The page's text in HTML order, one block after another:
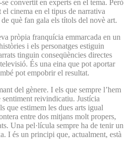
convertit en experts en el tema. Però
cinema en el tipus de narrativa
què fan gala els títols del novè art.
pròpia franquícia emmarcada en un
i els personatges estiguin
tinguin conseqüències directes
És una eina que pot aportar
pot empobrir el resultat.
del gènere. I els que sempre l’hem
sentiment reivindicatiu. Justícia
que estimem les dues arts igual
entre dos mitjans molt propers,
Una pel·lícula sempre ha de tenir un
I és un principi que, actualment, està